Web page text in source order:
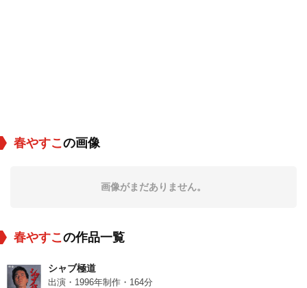
春やすこの画像
画像がまだありません。
春やすこの作品一覧
シャブ極道
出演・1996年制作・164分